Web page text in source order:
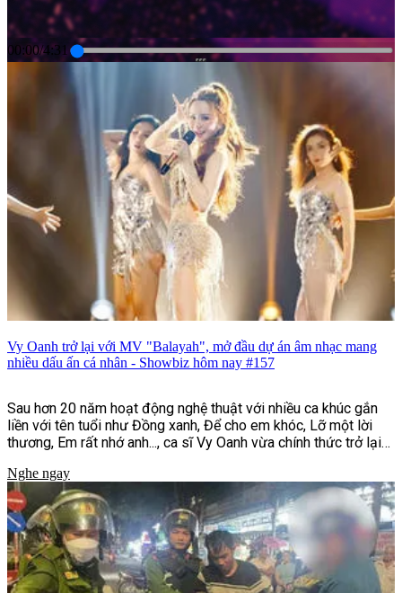
00:00/4:31
Vy Oanh trở lại với MV "Balayah", mở đầu dự án âm nhạc mang
nhiều dấu ấn cá nhân - Showbiz hôm nay #157
Sau hơn 20 năm hoạt động nghệ thuật với nhiều ca khúc gắn
liền với tên tuổi như Đồng xanh, Để cho em khóc, Lỡ một lời
thương, Em rất nhớ anh..., ca sĩ Vy Oanh vừa chính thức trở lại
"Hai Bản Thể | UNFOLDED", đồng thời đánh dấu bước chuyển
mình rõ nét về hình ảnh, phong cách âm nhạc và định hướng
sáng tạo của nữ ca sĩ sau nhiều năm gắn bó với dòng nhạc
ballad.
Nghe ngay